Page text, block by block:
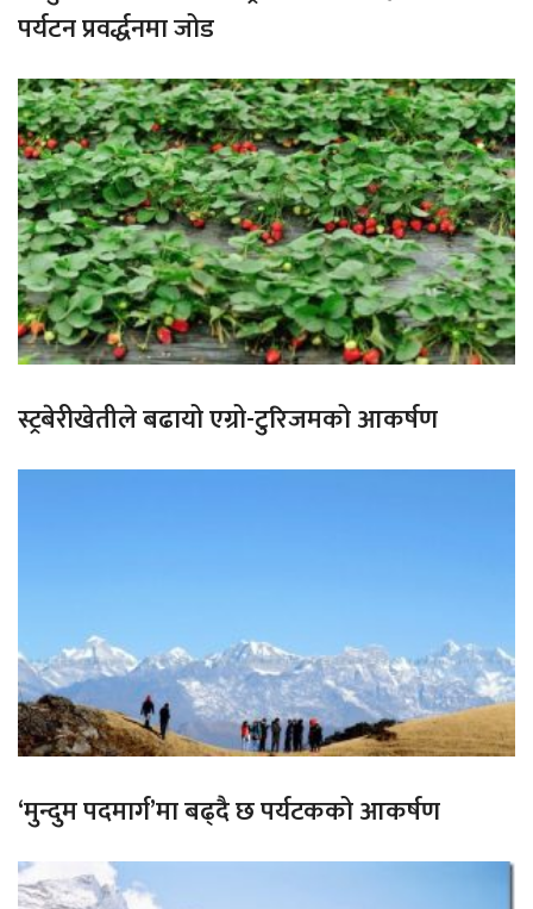
पर्यटन प्रवर्द्धनमा जोड
स्ट्रबेरीखेतीले बढायो एग्रो-टुरिजमको आकर्षण
‘मुन्दुम पदमार्ग’मा बढ्दै छ पर्यटकको आकर्षण